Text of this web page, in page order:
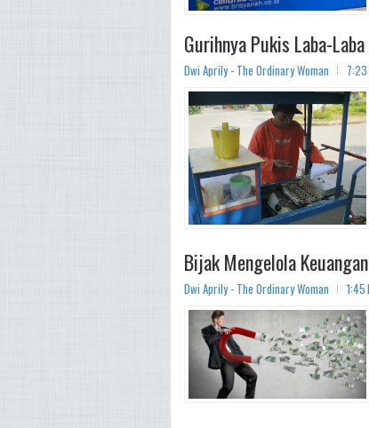
Gurihnya Pukis Laba-Laba
Dwi Aprily - The Ordinary Woman 7:23
Bijak Mengelola
Dwi Aprily - The Ordinary Woman 1:45